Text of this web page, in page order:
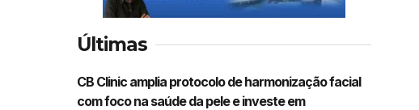
Últimas
CB Clinic amplia protocolo de harmonização facial
com foco na saúde da pele e investe em